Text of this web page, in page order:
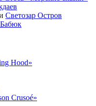
Светозар Остров
Hood»
Crusoé»